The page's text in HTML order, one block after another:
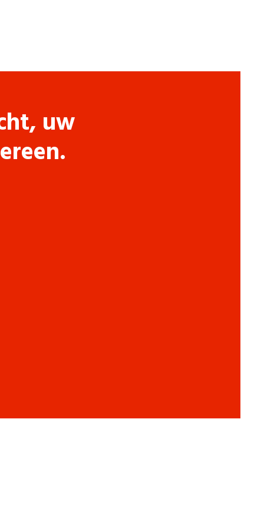
uw